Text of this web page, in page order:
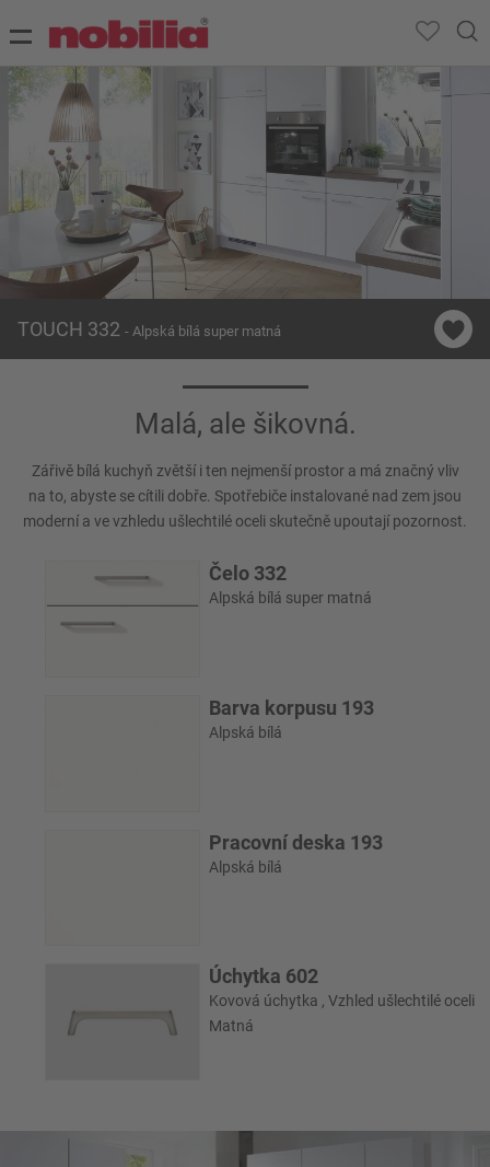
TOUCH 332 - Alpská bílá super matná
Malá, ale šikovná.
Zářivě bílá kuchyň zvětší i ten nejmenší prostor a má značný vliv
na to, abyste se cítili dobře. Spotřebiče instalované nad zem jsou
moderní a ve vzhledu ušlechtilé oceli skutečně upoutají pozornost.
Čelo 332
Alpská bílá super matná
Barva korpusu 193
Alpská bílá
Pracovní deska 193
Alpská bílá
Úchytka 602
Kovová úchytka , Vzhled ušlechtilé oceli
Matná